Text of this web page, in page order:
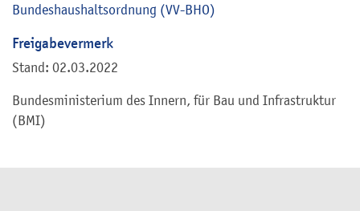
Bundeshaushaltsordnung (VV-BHO)
Freigabevermerk
Stand: 02.03.2022
Bundesministerium des Innern, für Bau und Infrastruktur
(BMI)